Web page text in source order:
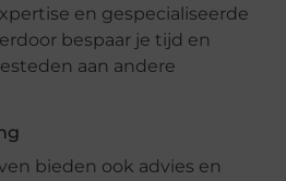
en gespecialiseerde
bespaar je tijd en
aan andere
bieden ook advies en